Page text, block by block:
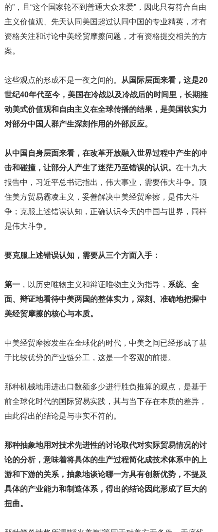
的”，且“这个国家轮不到普通大众来爱”，因此只有符合自由
主义价值观、先天认同美国超过认同中国的专业精英，才有
资格关注和讨论中美经贸摩擦问题，才有资格提交相关的方
案。
这些观点的形成不是一夜之间的。
从国际层面来看，这是20
世纪40年代至今，美国在冷战以及冷战后的时间里，长期推
动美式价值观和自由主义在全球传播的结果，是美国软实力
对部分中国人群产生深刻作用的外部反应。
从中国自身层面来看，在改革开放融入世界过程中产生的冲
击和碰撞，让部分人产生了迷茫乃至错误的认识。 在十九大
报告中，习近平总书记指出，伟大事业，需要伟大斗争。顶
住美方贸易霸凌主义，妥善解决中美经贸摩擦，是伟大斗
争；克服上述错误认知，正确认识今天的中国与世界，同样
是伟大斗争。
要克服上述错误认知，需要从三个方面入手：
第一，以历史唯物主义和辩证唯物主义为指导， 系统、全
面、辩证地看待中美两国的整体实力，深刻、准确地把握中
美经贸摩擦的核心与本质。
中美经贸摩擦发生在全球化的时代，中美之间已经形成了基
于比较优势的产业链分工，这是一个客观的前提。
那种机械地用进出口数额多少进行胜负推算的观点，是基于
前全球化时代的国际贸易实践，其与当下存在本质的差异，
由此得出的结论是与事实不符的。
那种抽象地用对技术先进性的讨论取代对实际贸易情况的讨
论的分析，意味着将具体的生产过程简化成技术体系中的上
游和下游的关系，抽象地谈论哪一方具有创新优势，不提及
具体的产业能力和制造体系，得出的结论因此形成了巨大的
扭曲。